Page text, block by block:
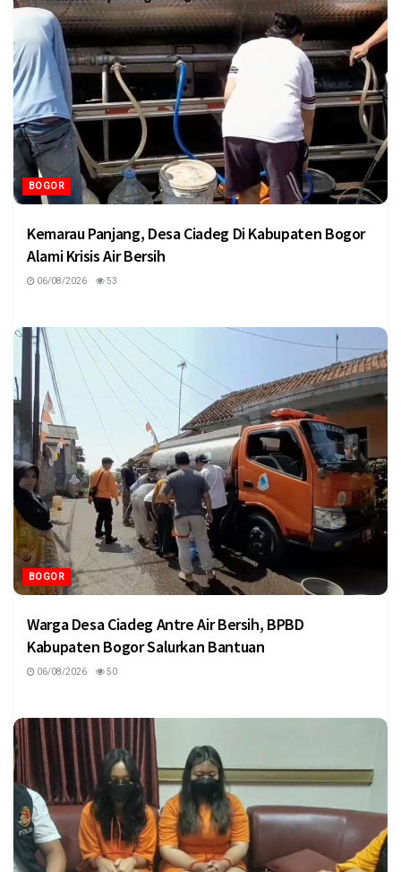
BOGOR
Kemarau Panjang, Desa Ciadeg Di Kabupaten Bogor
Alami Krisis Air Bersih
06/08/2026 53
BOGOR
Warga Desa Ciadeg Antre Air Bersih, BPBD
Kabupaten Bogor Salurkan Bantuan
06/08/2026 50